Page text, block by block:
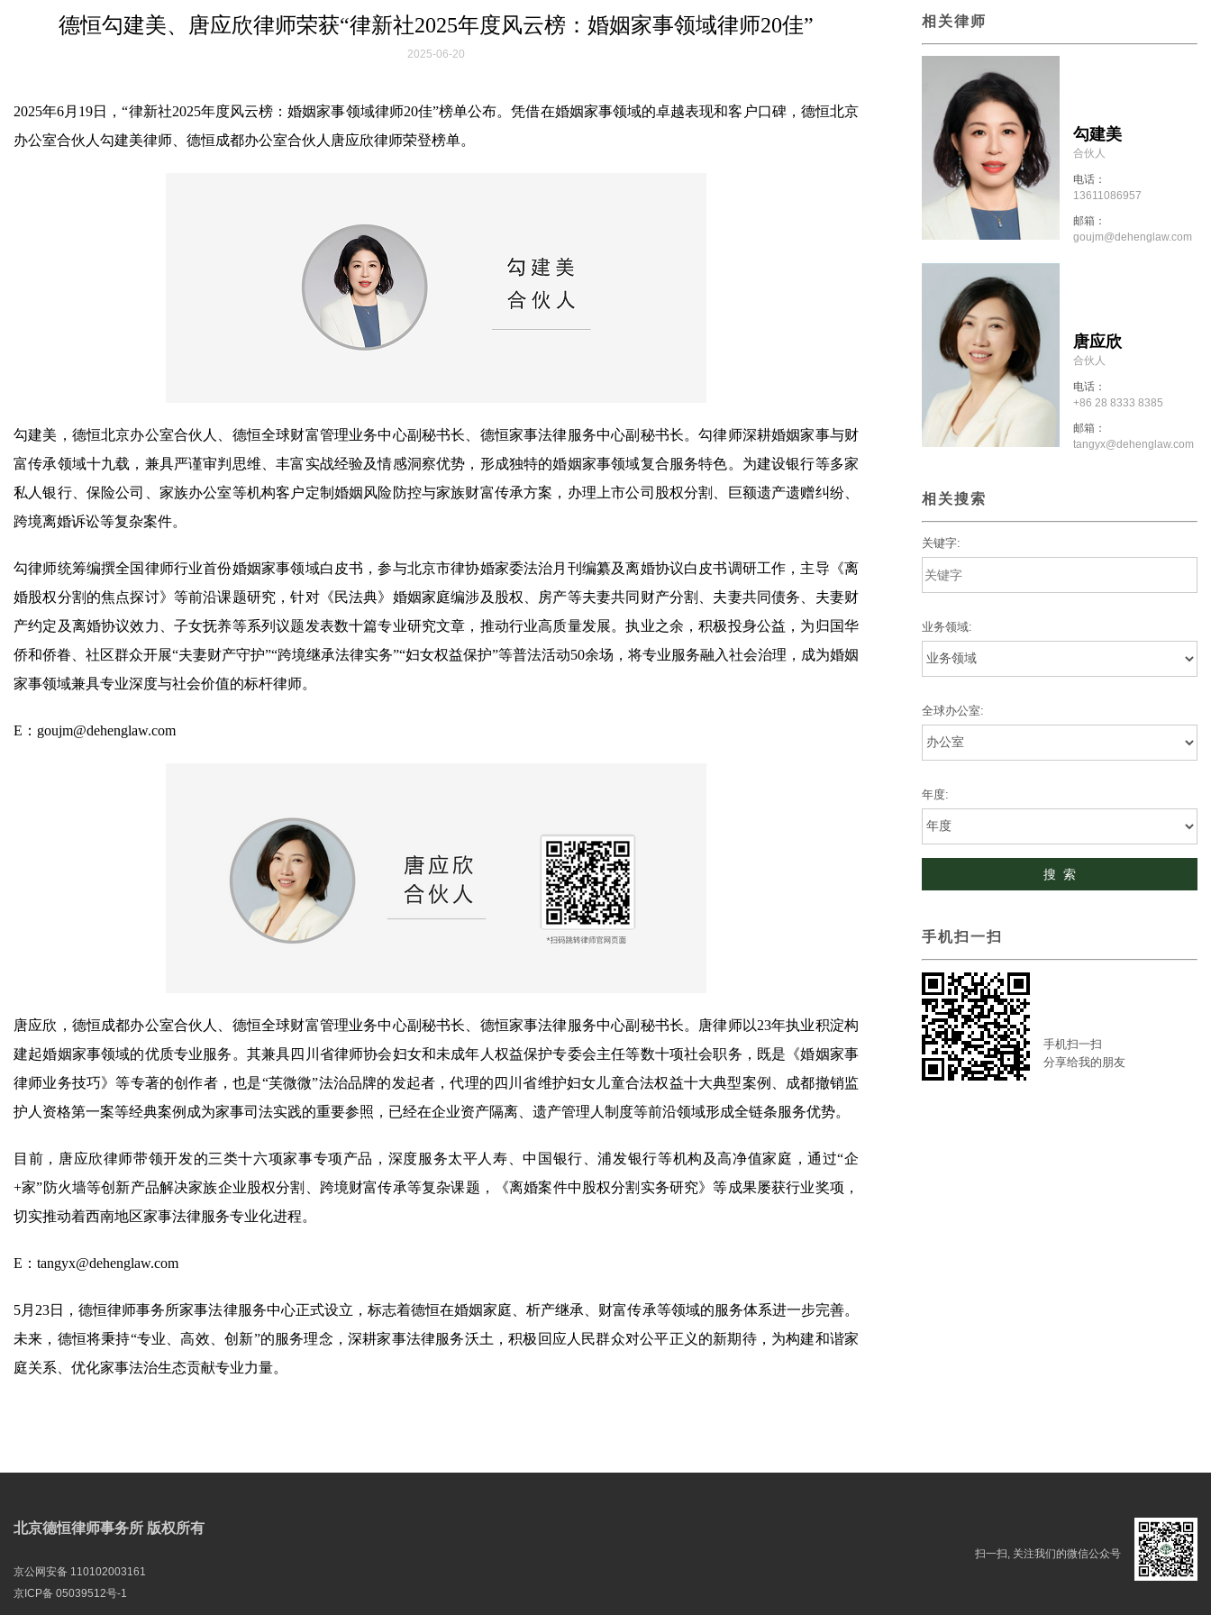
德恒勾建美、唐应欣律师荣获“律新社2025年度风云榜：婚姻家事领域律师20佳”
2025-06-20
2025年6月19日，“律新社2025年度风云榜：婚姻家事领域律师20佳”榜单公布。凭借在婚姻家事领域的卓越表现和客户口碑，德恒北京
办公室合伙人勾建美律师、德恒成都办公室合伙人唐应欣律师荣登榜单。
勾建美，德恒北京办公室合伙人、德恒全球财富管理业务中心副秘书长、德恒家事法律服务中心副秘书长。勾律师深耕婚姻家事与财
富传承领域十九载，兼具严谨审判思维、丰富实战经验及情感洞察优势，形成独特的婚姻家事领域复合服务特色。为建设银行等多家
私人银行、保险公司、家族办公室等机构客户定制婚姻风险防控与家族财富传承方案，办理上市公司股权分割、巨额遗产遗赠纠纷、
跨境离婚诉讼等复杂案件。
勾律师统筹编撰全国律师行业首份婚姻家事领域白皮书，参与北京市律协婚家委法治月刊编纂及离婚协议白皮书调研工作，主导《离
婚股权分割的焦点探讨》等前沿课题研究，针对《民法典》婚姻家庭编涉及股权、房产等夫妻共同财产分割、夫妻共同债务、夫妻财
产约定及离婚协议效力、子女抚养等系列议题发表数十篇专业研究文章，推动行业高质量发展。执业之余，积极投身公益，为归国华
侨和侨眷、社区群众开展“夫妻财产守护”“跨境继承法律实务”“妇女权益保护”等普法活动50余场，将专业服务融入社会治理，成为婚姻
家事领域兼具专业深度与社会价值的标杆律师。
E：goujm@dehenglaw.com
唐应欣，德恒成都办公室合伙人、德恒全球财富管理业务中心副秘书长、德恒家事法律服务中心副秘书长。唐律师以23年执业积淀构
建起婚姻家事领域的优质专业服务。其兼具四川省律师协会妇女和未成年人权益保护专委会主任等数十项社会职务，既是《婚姻家事
律师业务技巧》等专著的创作者，也是“芙微微”法治品牌的发起者，代理的四川省维护妇女儿童合法权益十大典型案例、成都撤销监
护人资格第一案等经典案例成为家事司法实践的重要参照，已经在企业资产隔离、遗产管理人制度等前沿领域形成全链条服务优势。
目前，唐应欣律师带领开发的三类十六项家事专项产品，深度服务太平人寿、中国银行、浦发银行等机构及高净值家庭，通过“企
+家”防火墙等创新产品解决家族企业股权分割、跨境财富传承等复杂课题，《离婚案件中股权分割实务研究》等成果屡获行业奖项，
切实推动着西南地区家事法律服务专业化进程。
E：tangyx@dehenglaw.com
5月23日，德恒律师事务所家事法律服务中心正式设立，标志着德恒在婚姻家庭、析产继承、财富传承等领域的服务体系进一步完善。
未来，德恒将秉持“专业、高效、创新”的服务理念，深耕家事法律服务沃土，积极回应人民群众对公平正义的新期待，为构建和谐家
庭关系、优化家事法治生态贡献专业力量。
相关律师
勾建美
合伙人
电话：
13611086957
邮箱：
goujm@dehenglaw.com
唐应欣
合伙人
电话：
+86 28 8333 8385
邮箱：
tangyx@dehenglaw.com
相关搜索
关键字:
业务领域:
全球办公室:
年度:
手机扫一扫
手机扫一扫
分享给我的朋友
北京德恒律师事务所 版权所有
京公网安备 110102003161
京ICP备 05039512号-1
扫一扫, 关注我们的微信公众号